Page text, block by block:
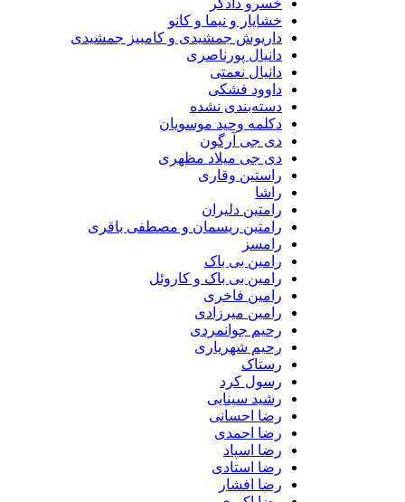
خشایار و نیما و کانو
داریوش جمشیدی و کامبیز جمشیدی
دانیال پورناصری
دانیال نعمتی
داوود فشکی
دسته‌بندی نشده
دکلمه وحید موسویان
دی جی آرگون
دی جی میلاد مظهری
راستین وقاری
راشا
رامتین دلیران
رامتین ریسمان و مصطفی باقری
رامسز
رامین بی باک
رامین بی باک و کاروئل
رامین فاخری
رامین میرزادی
رحیم جوانمردی
رحیم شهریاری
رستاک
رسول کرد
رشید سینایی
رضا احسانی
رضا احمدی
رضا اسپاد
رضا استادی
رضا افشار